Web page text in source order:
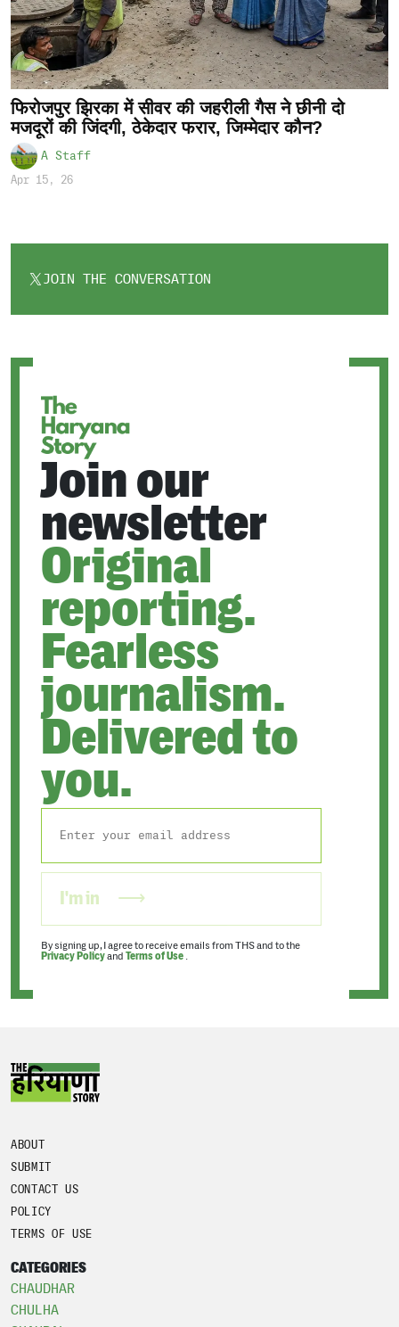
फिरोजपुर झिरका में सीवर की जहरीली गैस ने छीनी दो
मजदूरों की जिंदगी, ठेकेदार फरार, जिम्मेदार कौन?
A Staff
Apr 15, 26
JOIN THE CONVERSATION
OPENS
Join our
newsletter
Original
reporting.
Fearless
journalism.
Delivered to
you.
I'm in
By signing up, I agree to receive emails from THS and to the
Privacy Policyand Terms of Use .
ABOUT
SUBMIT
CONTACT US
POLICY
TERMS OF USE
CATEGORIES
CHAUDHAR
CHULHA